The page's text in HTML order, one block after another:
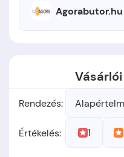
Agorabutor.hu
Rendezés:
Értékelés: 1